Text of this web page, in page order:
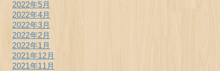
2022年5月
2022年4月
2022年3月
2022年2月
2022年1月
2021年12月
2021年11月